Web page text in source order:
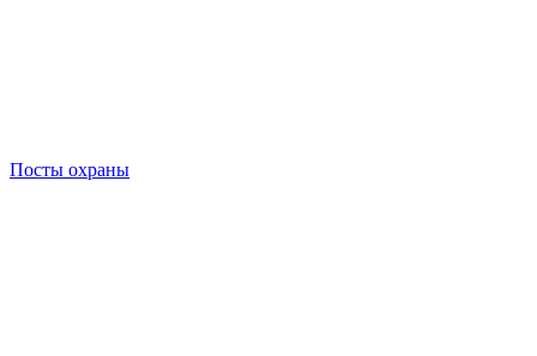
Посты охраны